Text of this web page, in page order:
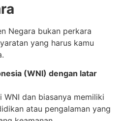
Negara bukan perkara
yang harus kamu
(WNI) dengan latar
WNI dan biasanya memiliki
atau pengalaman yang